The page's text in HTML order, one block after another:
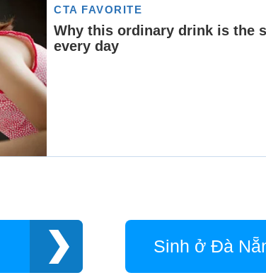
Sinh ở Đà